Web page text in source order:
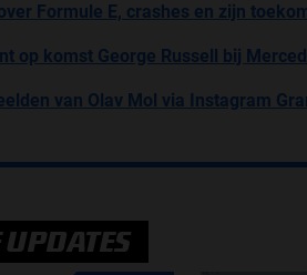
Formule E, crashes en zijn
op komst George Russell bij
van Olav Mol via Instagram
UPDATES